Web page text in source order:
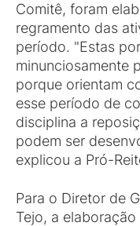
Comitê, foram
regramento das
período. "Estas
minunciosamente
porque orientam
esse período de
disciplina a
podem ser
explicou a Pró-
Para o Diretor de
Tejo, a